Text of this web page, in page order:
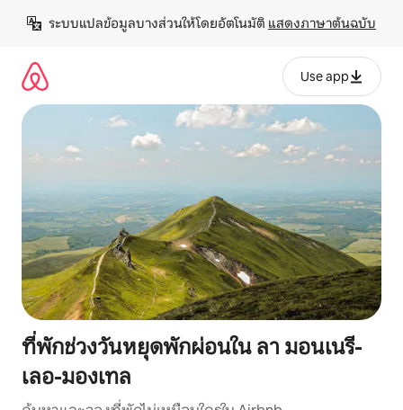
เนื้อหา
ระบบแปลข้อมูลบางส่วนให้โดยอัตโนมัติ แสดงภาษาต้นฉบับ
Use app
ที่พักช่วงวันหยุดพักผ่อนใน ลา มอนเนรี-
เลอ-มองเทล